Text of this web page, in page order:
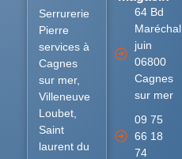
Serrurerie
Pierre
services à
Cagnes
sur mer,
Villeneuve
Loubet,
Saint
laurent du
64 Bd
Maréchal
juin
06800
Cagnes
sur mer
09 75
66 18
74